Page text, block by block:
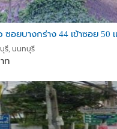
ซอยบางกร่าง 44 เข้าซอย 50
รี, นนทบุรี
ท